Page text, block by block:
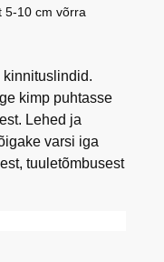
5-10 cm võrra
kimp puhtasse
Lehed ja
varsi iga
tuuletõmbusest